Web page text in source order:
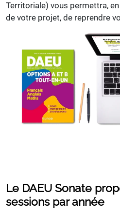
Territoriale) vous permettra,
de votre projet, de reprendre
Le DAEU Sonate
sessions par année